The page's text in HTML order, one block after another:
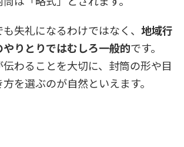
失礼になるわけではなく、 地域行
りとりではむしろ一般的です。
わることを大切に、封筒の形や目
を選ぶのが自然といえます。